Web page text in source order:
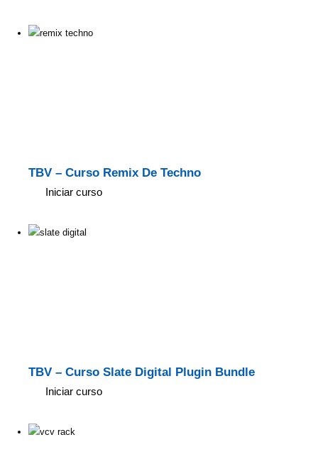
TBV – Curso Remix De Techno
Iniciar curso
TBV – Curso Slate Digital Plugin Bundle
Iniciar curso